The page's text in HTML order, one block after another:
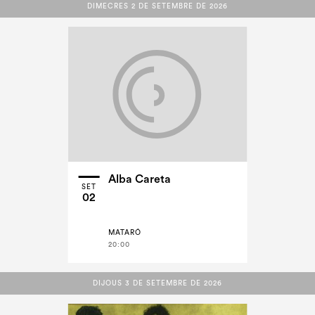
DIMECRES 2 DE SETEMBRE DE 2026
DIMECRES 2 DE SETEMBRE DE 2026
SET
02
Alba Careta
MATARÓ
20:00
DIJOUS 3 DE SETEMBRE DE 2026
DIJOUS 3 DE SETEMBRE DE 2026